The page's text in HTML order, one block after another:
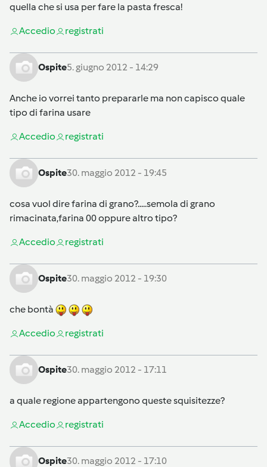
quella che si usa per fare la pasta fresca!
Accedio registrati
Ospite5. giugno 2012 - 14:29
Anche io vorrei tanto prepararle ma non capisco quale
tipo di farina usare
Accedio registrati
Ospite30. maggio 2012 - 19:45
cosa vuol dire farina di grano?.....semola di grano
rimacinata,farina 00 oppure altro tipo?
Accedio registrati
Ospite30. maggio 2012 - 19:30
che bontà
Accedio registrati
Ospite30. maggio 2012 - 17:11
a quale regione appartengono queste squisitezze?
Accedio registrati
Ospite30. maggio 2012 - 17:10